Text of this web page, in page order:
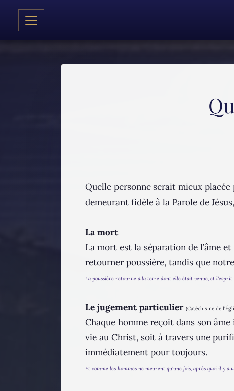
Quelle personne serait mieux
demeurant fidèle à la Parole de
La mort
La mort est la séparation de l’âme
retourner poussière, tandis que
La poussière retourne à la terre dont elle était venue, et l'esprit
Le jugement particulier (Catéchisme de
Chaque homme reçoit dans son
vie au Christ, soit à travers une
immédiatement pour toujours.
Et comme les hommes ne meurent qu'une fois, après quoi il y a